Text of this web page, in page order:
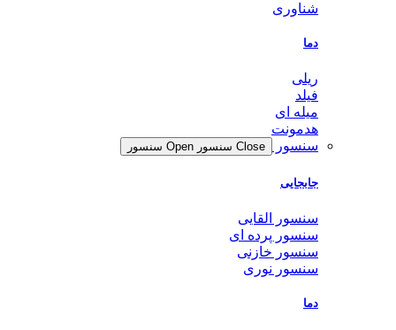
شناوری
دما
ریلی
فیلد
میله ای
هدمونت
سنسور
Close سنسور Open سنسور
جابجایی
سنسور القایی
سنسور پرده ای
سنسور خازنی
سنسور نوری
دما